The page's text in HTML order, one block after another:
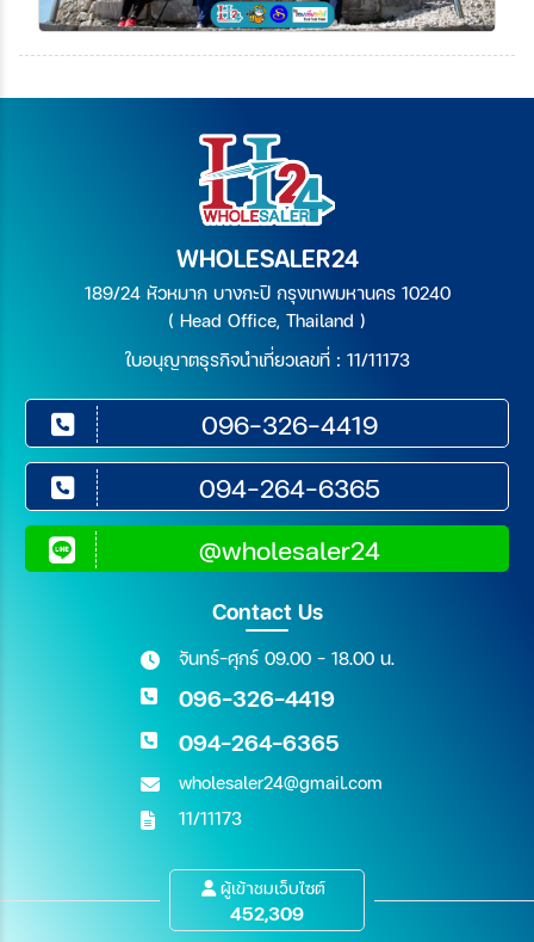
WHOLESALER24
189/24 หัวหมาก บางกะปิ กรุงเทพมหานคร 10240
( Head Office, Thailand )
ใบอนุญาตธุรกิจนำเที่ยวเลขที่ : 11/11173
096-326-4419
094-264-6365
@wholesaler24
Contact Us
จันทร์-ศุกร์ 09.00 - 18.00 น.
096-326-4419
094-264-6365
wholesaler24@gmail.com
11/11173
ผู้เข้าชมเว็บไซต์
452,309